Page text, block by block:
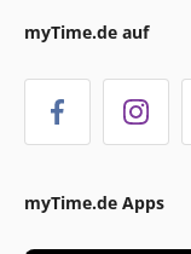
myTime.de auf
myTime.de Apps